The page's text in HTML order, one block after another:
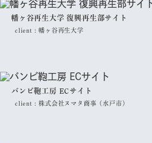
幡ヶ谷再生大学 復興再生部サイト
client :幡ヶ谷再生大学
バンビ鞄工房 ECサイト
client :株式会社ヌマタ商事（水戸市）